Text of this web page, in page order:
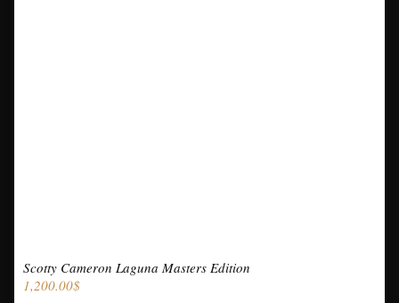
Scotty Cameron Laguna Masters Edition
1,200.00$